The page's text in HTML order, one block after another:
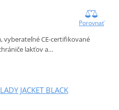
Porovnať
vyberateľné CE-certifikované
lakťov a…
JACKET BLACK